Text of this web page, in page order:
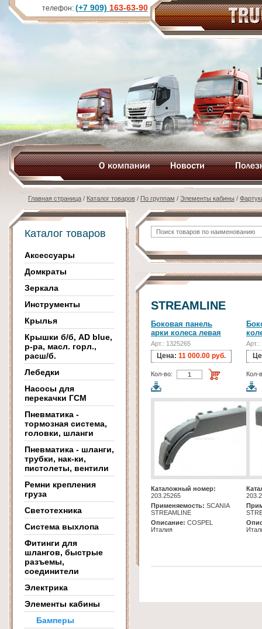
Главная страница / Каталог товаров / По группам / Элементы кабины /
Каталог товаров
Аксессуары
Домкраты
Зеркала
Инструменты
Крылья
Крышки б/б, AD blue,
р-ра, масл. горл.,
расш/б.
Лебедки
Насосы для
перекачки ГСМ
Пневматика -
тормозная система,
головки, шланги
Пневматика - шланги,
трубки, нак-ки,
пистолеты, вентили
Ремни крепления
груза
Светотехника
Система выхлопа
Фитинги для
шлангов, быстрые
разъемы,
соединители
Электрика
Элементы кабины
Бамперы
STREAMLINE
Боковая панель
арки колеса левая
Арт.: 1325265
Цена: 11 000.00 руб.
Кол-во:
Каталожный номер:
203.25265
Применяемость: SCANIA
STREAMLINE
Описание: COSPEL
Италия
Арт.:
Кол-
телефон: (+7 909) 163-63-90